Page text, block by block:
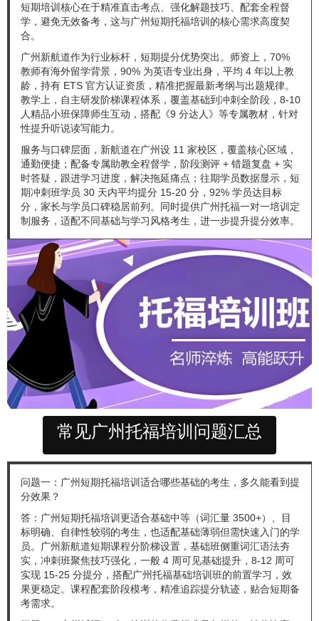
短期培训核心在于精准直击考点、强化解题技巧、配套全程督
学，避免无效备考，这与广州短期托福培训的核心需求高度契
合。
广州新航道作为行业标杆，短期提分优势突出。师资上，70%
教师有海外留学背景，90% 为英语专业出身，平均 4 年以上教
龄，持有 ETS 官方认证资质，精准把握最新考纲与出题规律。
教学上，自主研发阶梯课程体系，覆盖基础到冲刺全阶段，8-10
人精品小班保障师生互动，搭配《9 分达人》等专属教材，针对
性提升听说读写能力。
服务与口碑层面，新航道在广州设 11 家校区，覆盖核心区域，
通勤便捷；配备专属助教全程督学，阶段测评 + 错题复盘 + 实
时答疑，跟进学习进度，解决拖延痛点；往期学员数据显示，短
期冲刺班学员 30 天内平均提分 15-20 分，92% 学员达目标
分，家长与学员口碑稳居前列。同时提供广州托福一对一培训定
制服务，适配不同基础与学习风格考生，进一步提升提分效率。
常见广州托福培训问题汇总
问题一：广州短期托福培训适合哪些基础的考生，多久能看到提
分效果？
答：广州短期托福培训更适合基础中等（词汇量 3500+）、目
标明确、自律性较弱的考生，也适配基础薄弱但需快速入门的学
员。广州新航道短期课程分阶梯设置，基础班侧重词汇语法夯
实，冲刺班聚焦技巧强化，一般 4 周可见基础提升，8-12 周可
实现 15-25 分提分，搭配广州托福基础培训班的前置学习，效
果更稳定。课程配套阶段模考，精准追踪提分轨迹，贴合短期备
考需求。